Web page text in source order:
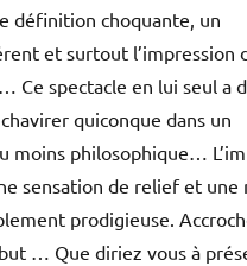
définition choquante, un
et surtout l’impression
Ce spectacle en lui seul a
quiconque dans un
moins philosophique…
sensation de relief et une
prodigieuse.
… Que diriez vous à